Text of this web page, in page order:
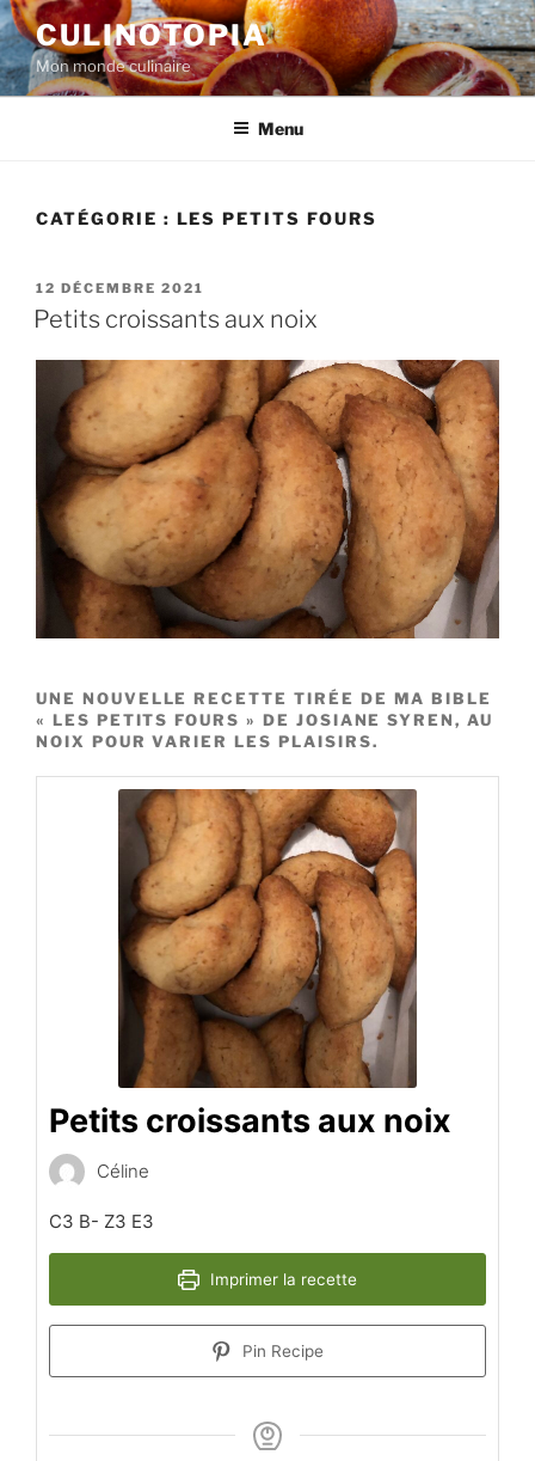
Aller
au
contenu
principal
CULINOTOPIA
Mon monde culinaire
Menu
CATÉGORIE : LES PETITS FOURS
PUBLIÉ
LE
12 DÉCEMBRE 2021
Petits croissants aux noix
UNE NOUVELLE RECETTE TIRÉE DE MA BIBLE
« LES PETITS FOURS » DE JOSIANE SYREN, AU
NOIX POUR VARIER LES PLAISIRS.
Petits croissants aux noix
Céline
C3 B- Z3 E3
Imprimer la recette
Pin Recipe